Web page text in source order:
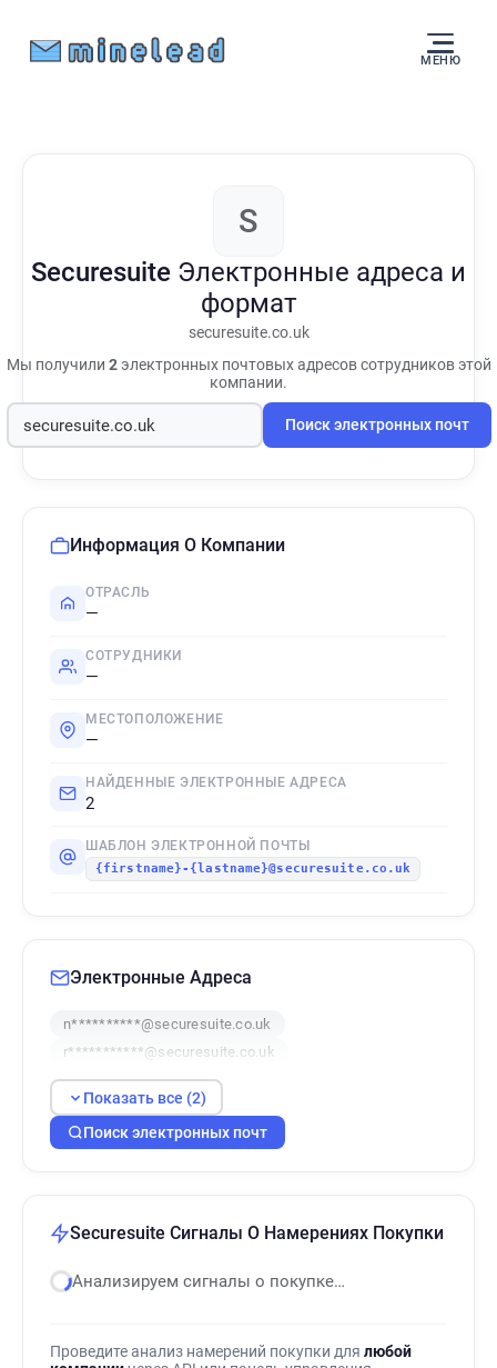
МЕНЮ
S
Securesuite Электронные адреса и
формат
securesuite.co.uk
Мы получили 2электронных почтовых адресов сотрудников этой
компании.
Поиск электронных почт
Информация О Компании
ОТРАСЛЬ
—
СОТРУДНИКИ
—
МЕСТОПОЛОЖЕНИЕ
—
НАЙДЕННЫЕ ЭЛЕКТРОННЫЕ АДРЕСА
2
ШАБЛОН ЭЛЕКТРОННОЙ ПОЧТЫ
{firstname}-{lastname}@securesuite.co.uk
Электронные Адреса
n**********@securesuite.co.uk
r***********@securesuite.co.uk
Показать все (2)
Поиск электронных почт
Securesuite Сигналы О Намерениях Покупки
Анализируем сигналы о покупке…
Проведите анализ намерений покупки для любой